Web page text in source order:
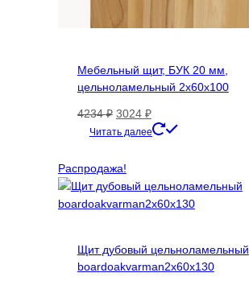
Мебельный щит, БУК 20 мм,
цельноламельный 2х60х100
4234₽ Первоначальная
цена
4234 ₽.
3024 ₽Текущая
цена:
Читать далее
Распродажа!
Щит дубовый цельноламельный
boardoakvarman2x60x130